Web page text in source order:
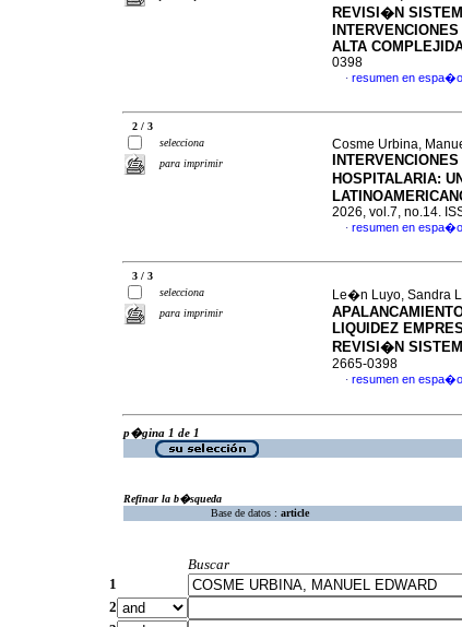
REVISI�N
ALTA
0398
· resumen en
2 / 3
selecciona
para imprimir
Cosme Urbina,
HOSPITALARIA:
2026, vol.7, no.14.
· resumen en
3 / 3
selecciona
para imprimir
Le�n Luyo, Sandra
LIQUIDEZ
REVISI�N
2665-0398
· resumen en
p�gina 1 de 1
Refinar la b�squeda
Base de datos : article
Buscar
1
2